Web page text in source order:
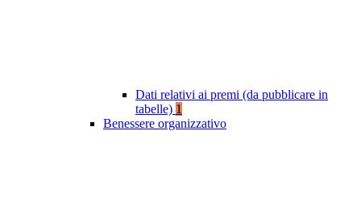
Dati relativi ai premi (da pubblicare in
tabelle) 1
Benessere organizzativo